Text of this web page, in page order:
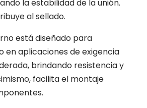
la estabilidad de la unión.
al sellado.
está diseñado para
en aplicaciones de exigencia
brindando resistencia y
facilita el montaje